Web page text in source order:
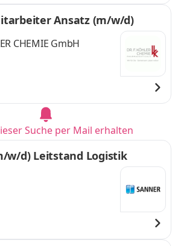
Ansatz (m/w/d)
CHEMIE GmbH
Suche per Mail erhalten
w/d) Leitstand Logistik